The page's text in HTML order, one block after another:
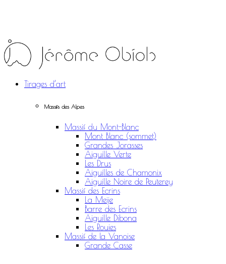
Tirages d’art
Massifs des Alpes
Massif du Mont-Blanc
Mont Blanc (sommet)
Grandes Jorasses
Aiguille Verte
Les Drus
Aiguilles de Chamonix
Aiguille Noire de Peuterey
Massif des Ecrins
La Meije
Barre des Ecrins
Aiguille Dibona
Les Rouies
Massif de la Vanoise
Grande Casse